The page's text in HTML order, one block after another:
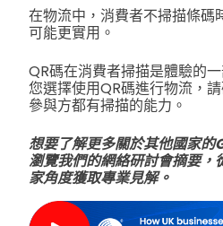
在物流中，消費者不掃描條碼
可能更實用。
QR碼在消費者掃描是體驗的
您選擇使用QR碼進行物流，
參與方都有掃描的能力。
想要了解更多關於其他國家的
瀏覽我們的網絡研討會摘要，
家角度獲取專業見解。